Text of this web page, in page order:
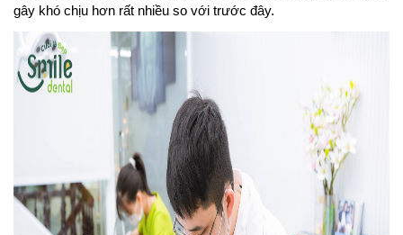
gây khó chịu hơn rất nhiều so với trước đây.